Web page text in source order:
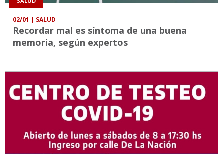
02/01 | SALUD
Recordar mal es síntoma de una buena
memoria, según expertos